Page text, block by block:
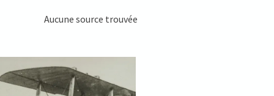
Aucune source trouvée